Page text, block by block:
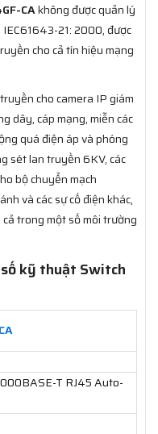
CAkhông được quản lý
21: 2000, được
cho cả tín hiệu mạng
cho camera IP giám
dây, cáp mạng, miễn các
quá điện áp và phóng
sét lan truyền 6KV, các
bộ chuyển mạch
và các sự cố điện khác,
trong một số môi trường
kỹ thuật Switch
T RJ45 Auto-